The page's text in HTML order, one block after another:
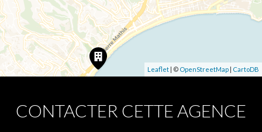
Leaflet | © OpenStreetMap | CartoDB
CONTACTER CETTE AGENCE